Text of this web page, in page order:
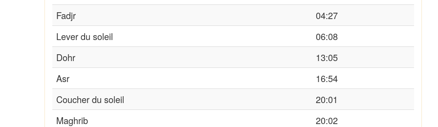
Fadjr
04:27
Lever du soleil
06:08
Dohr
13:05
Asr
16:54
Coucher du soleil
20:01
Maghrib
20:02